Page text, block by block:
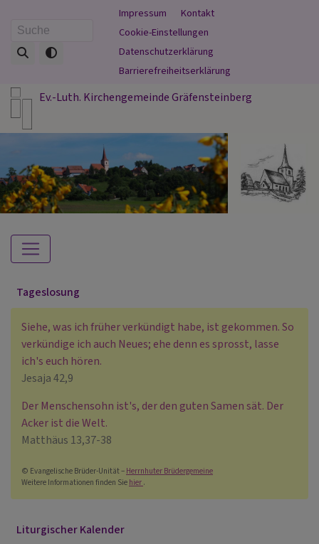
zum
Suche
Fußbereichsmenü
Impressum
Kontakt
Cookie-Einstellungen
Datenschutzerklärung
Barrierefreiheitserklärung
Ev.-Luth. Kirchengemeinde Gräfensteinberg
Hauptnavigation
Tageslosung
Siehe, was ich früher verkündigt habe, ist gekommen. So
verkündige ich auch Neues; ehe denn es sprosst, lasse
ich's euch hören.
Jesaja 42,9
Der Menschensohn ist's, der den guten Samen sät. Der
Acker ist die Welt.
Matthäus 13,37-38
© Evangelische Brüder-Unität – Herrnhuter Brüdergemeine
Weitere Informationen finden Sie hier .
Liturgischer Kalender